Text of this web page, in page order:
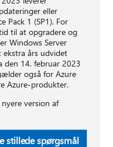
eller
Pack 1 (SP1). For
til at opgradere og
Windows Server
års udvidet
den 14. februar 2023
også for Azure
Azure-produkter.
version af
stillede spørgsmål